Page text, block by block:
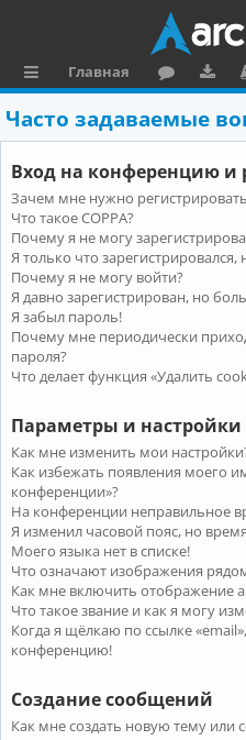
ы
л
к
и
Главная
ру
м
ру
зк
и
е
я
Часто задаваемые
Вход на конференцию и
Зачем мне нужно
Что такое COPPA?
Почему я не могу
Я только что зарегистрировался,
Почему я не могу войти?
Я давно зарегистрирован, но
Я забыл пароль!
Почему мне периодически
пароля?
Что делает функция «Удалить
Параметры и настройки
Как мне изменить мои
Как избежать появления моего
конференции»?
На конференции неправильное
Я изменил часовой пояс, но
Моего языка нет в списке!
Что означают изображения
Как мне включить отображение
Что такое звание и как я могу
Когда я щёлкаю по ссылке
конференцию!
Создание сообщений
Как мне создать новую тему или